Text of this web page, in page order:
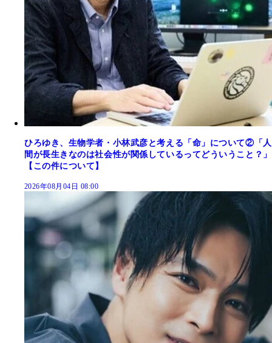
ひろゆき、生物学者・小林武彦と考える「命」について②「人
間が長生きなのは社会性が関係しているってどういうこと？」
【この件について】
2026年08月04日 08:00